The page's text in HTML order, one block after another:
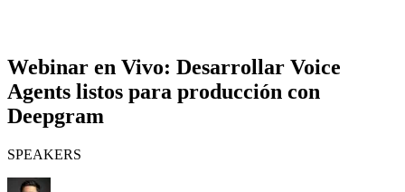
Webinar en Vivo: Desarrollar Voice
Agents listos para producción con
Deepgram
SPEAKERS